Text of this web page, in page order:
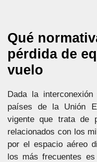
Qué
pérdida de
vuelo
Dada la
países de la Unión
vigente que trata de
relacionados con los
por el espacio aéreo
los más frecuentes